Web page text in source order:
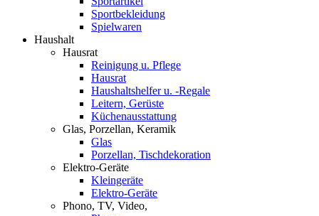
Sportbekleidung
Spielwaren
Haushalt
Hausrat
Reinigung u. Pflege
Hausrat
Haushaltshelfer u. -Regale
Leitern, Gerüste
Küchenausstattung
Glas, Porzellan, Keramik
Glas
Porzellan, Tischdekoration
Elektro-Geräte
Kleingeräte
Elektro-Geräte
Phono, TV, Video,